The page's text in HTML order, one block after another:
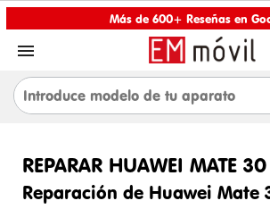
Más de 600+ Reseñas en

REPARAR HUAWEI MATE
Reparación de Huawei Mate